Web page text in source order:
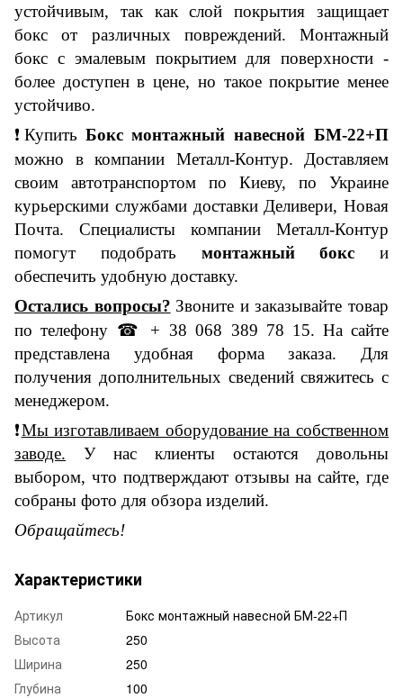
устойчивым, так как слой покрытия защищает
бокс от различных повреждений. Монтажный
бокс с эмалевым покрытием для поверхности -
более доступен в цене, но такое покрытие менее
устойчиво.
❗ Купить Бокс монтажный навесной БМ-22+П
можно в компании Металл-Контур. Доставляем
своим автотранспортом по Киеву, по Украине
курьерскими службами доставки Деливери, Новая
Почта. Специалисты компании Металл-Контур
помогут подобрать монтажный бокс и
обеспечить удобную доставку.
Остались вопросы? Звоните и заказывайтетовар
по телефону ☎ + 38 068 389 78 15. На сайте
представлена удобная форма заказа. Для
получения дополнительных сведений свяжитесь с
менеджером.
❗Мы изготавливаем оборудование на собственном
заводе. У нас клиенты остаются довольны
выбором, что подтверждают отзывы на сайте, где
собраны фото для обзора изделий.
Обращайтесь!
Характеристики
Артикул
Бокс монтажный навесной БМ-22+П
Высота
250
Ширина
250
Глубина
100